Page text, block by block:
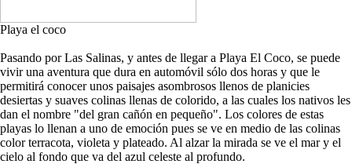
Playa el coco
Pasando por Las Salinas, y antes de llegar a Playa El Coco, se puede
vivir una aventura que dura en automóvil sólo dos horas y que le
permitirá conocer unos paisajes asombrosos llenos de planicies
desiertas y suaves colinas llenas de colorido, a las cuales los nativos les
dan el nombre "del gran cañón en pequeño". Los colores de estas
playas lo llenan a uno de emoción pues se ve en medio de las colinas
color terracota, violeta y plateado. Al alzar la mirada se ve el mar y el
cielo al fondo que va del azul celeste al profundo.